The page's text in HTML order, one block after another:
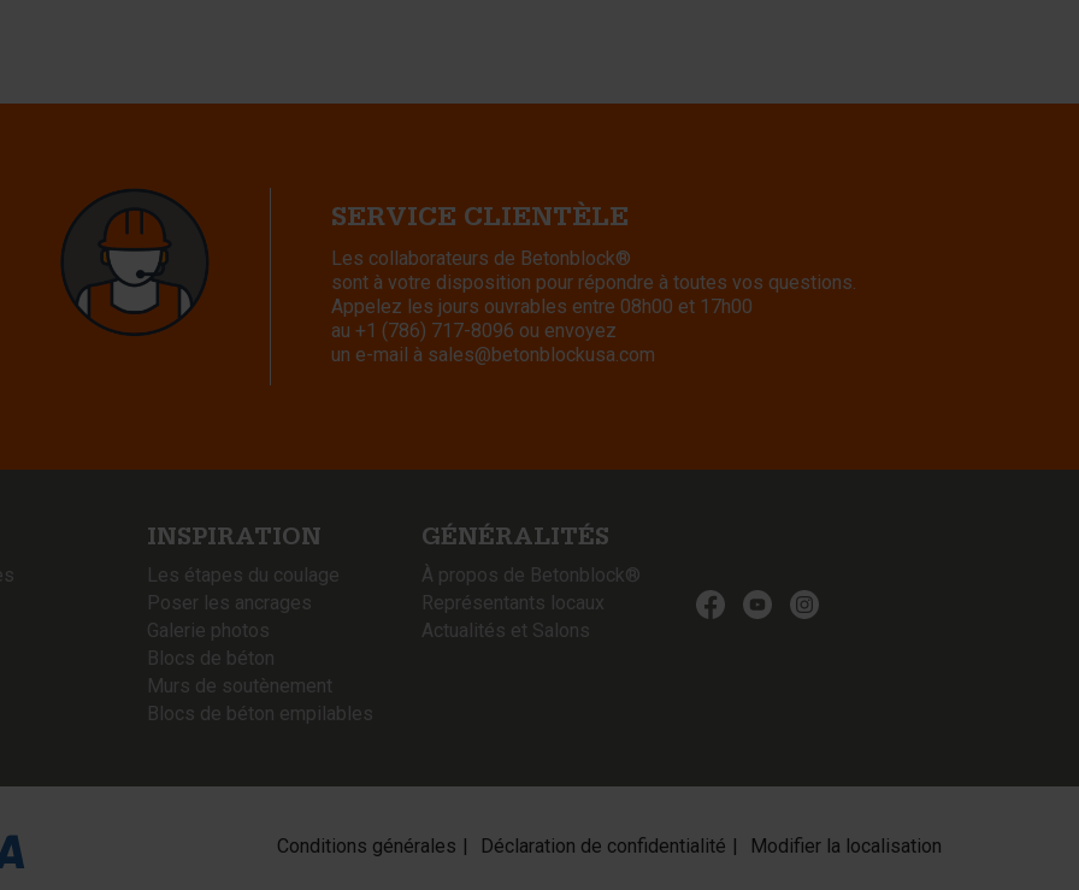
SERVICE CLIENTÈLE
Les collaborateurs de Betonblock®
sont à votre disposition pour répondre à toutes vos questions.
Appelez les jours ouvrables entre 08h00 et 17h00
au +1 (786) 717-8096 ou envoyez
un e-mail à sales@betonblockusa.com
INSPIRATION
Les étapes du coulage
Poser les ancrages
Galerie photos
Blocs de béton
Murs de soutènement
Blocs de béton empilables
GÉNÉRALITÉS
À propos de Betonblock®
Représentants locaux
Actualités et Salons
Conditions générales Déclaration de confidentialité Modifier la localisation